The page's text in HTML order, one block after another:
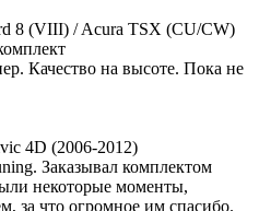
8 (VIII) / Acura TSX (CU/CW)
Качество на высоте. Пока не
4D (2006-2012)
Заказывал комплектом
некоторые моменты,
за что огромное им спасибо.